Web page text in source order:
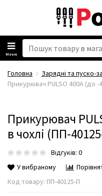
Меню
Головна Зарядні та пуско-
Прикурювач PULSO 400А (до -
Прикурювач
в чохлі (ПП-
Відгуків: 0
У вибраному
Код товару: ПП-40125-П